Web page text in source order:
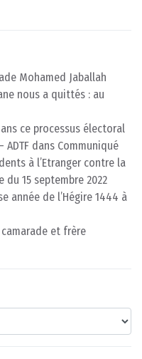
Mohamed Jaballah
nous a quittés : au
ce processus électoral
ADTF dans Communiqué
à l’Etranger contre la
15 septembre 2022
année de l’Hégire 1444 à
camarade et frère